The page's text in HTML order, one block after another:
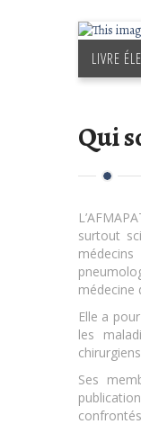
LIVRE
Qui
surtout
médecine
Elle a
les
Ses